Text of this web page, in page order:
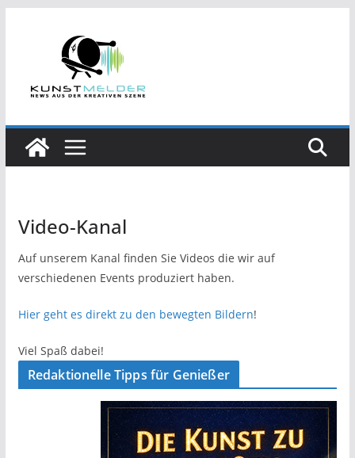
Video-Kanal
Auf unserem Kanal finden Sie Videos die wir auf
verschiedenen Events produziert haben.
Hier geht es direkt zu den bewegten Bildern!
Viel Spaß dabei!
Redaktionelle Tipps für Genießer